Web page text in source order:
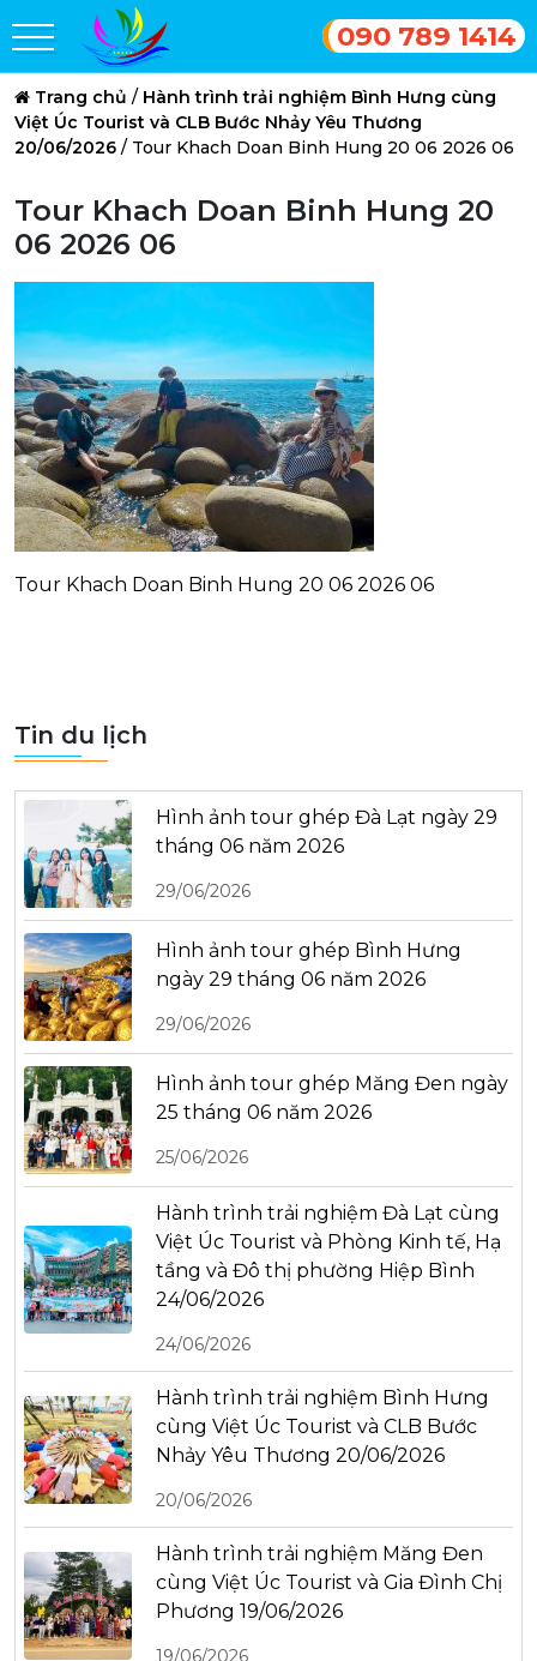
090 789 1414
Trang chủ / Hành trình trải nghiệm Bình Hưng cùng
Việt Úc Tourist và CLB Bước Nhảy Yêu Thương
20/06/2026 / Tour Khach Doan Binh Hung 20 06 2026 06
Tour Khach Doan Binh Hung 20
06 2026 06
Tour Khach Doan Binh Hung 20 06 2026 06
Tin du lịch
Hình ảnh tour ghép Đà Lạt ngày 29
tháng 06 năm 2026
29/06/2026
Hình ảnh tour ghép Bình Hưng
ngày 29 tháng 06 năm 2026
29/06/2026
Hình ảnh tour ghép Măng Đen ngày
25 tháng 06 năm 2026
25/06/2026
Hành trình trải nghiệm Đà Lạt cùng
Việt Úc Tourist và Phòng Kinh tế, Hạ
tầng và Đô thị phường Hiệp Bình
24/06/2026
24/06/2026
Hành trình trải nghiệm Bình Hưng
cùng Việt Úc Tourist và CLB Bước
Nhảy Yêu Thương 20/06/2026
20/06/2026
Hành trình trải nghiệm Măng Đen
cùng Việt Úc Tourist và Gia Đình Chị
Phương 19/06/2026
19/06/2026